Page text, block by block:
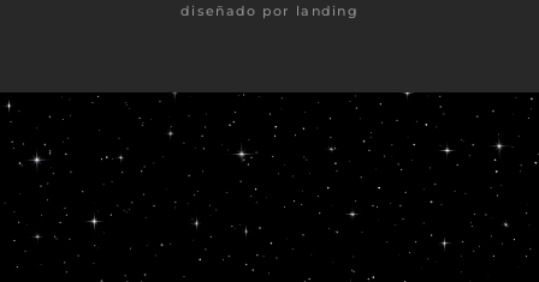
diseñado por landing